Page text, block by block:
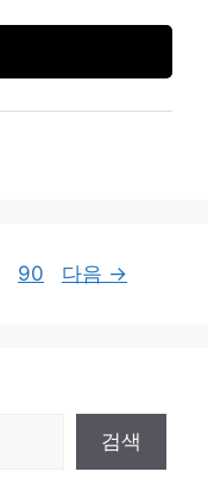
페
90 다음 →
검색